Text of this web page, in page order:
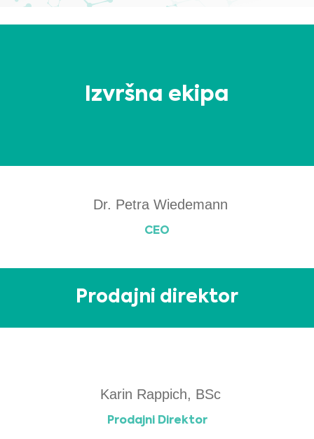
ta spletna stran, so informativnega značaja in so včasih omejene samo na
Izvršna ekipa
Dr. Petra Wiedemann
CEO
Prodajni direktor
Karin Rappich, BSc
Prodajni Direktor